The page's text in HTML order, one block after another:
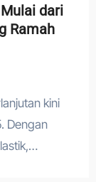
dari
Ramah
Dengan